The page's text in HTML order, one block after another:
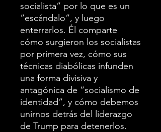
socialista” por lo que es un
“escándalo”, y luego
enterrarlos. Él comparte
cómo surgieron los socialistas
por primera vez, cómo sus
técnicas diabólicas infunden
una forma divisiva y
antagónica de “socialismo de
identidad”, y cómo debemos
unirnos detrás del liderazgo
de Trump para detenerlos.